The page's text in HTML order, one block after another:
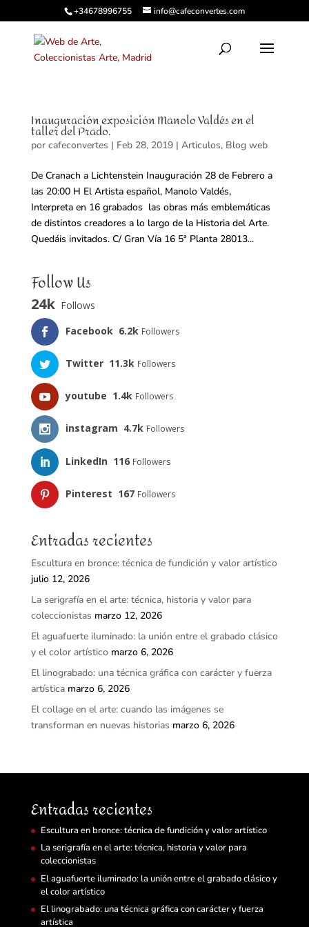
+34678996755 info@cafeconvertes.com
Inauguración exposición Manolo Valdés en el
taller del Prado.
por cafeconvertes | Feb 28, 2019| Articulos, Blog web
De Cranach a Lichtenstein Inauguración 28 de Febrero a
las 20:00 H El Artista español, Manolo Valdés,
Interpreta en 16 grabados las obras más emblemáticas
de distintos creadores a lo largo de la Historia del Arte.
Quedáis invitados. C/ Gran Vía 16 5ª Planta 28013...
Follow Us
24k Follows
Facebook 6.2k Followers
Twitter 11.3k Followers
youtube 1.4k Followers
instagram 4.7k Followers
LinkedIn 116 Followers
Pinterest 167 Followers
Entradas recientes
Escultura en bronce: técnica de fundición y valor artístico
julio 12, 2026
La serigrafía en el arte: técnica, historia y valor para
coleccionistas marzo 12, 2026
El aguafuerte iluminado: la unión entre el grabado clásico
y el color artístico marzo 6, 2026
El linograbado: una técnica gráfica con carácter y fuerza
artística marzo 6, 2026
El collage en el arte: cuando las imágenes se
transforman en nuevas historias marzo 6, 2026
Entradas recientes
Escultura en bronce: técnica de fundición y valor artístico
La serigrafía en el arte: técnica, historia y valor para
coleccionistas
El aguafuerte iluminado: la unión entre el grabado clásico y
el color artístico
El linograbado: una técnica gráfica con carácter y fuerza
artística